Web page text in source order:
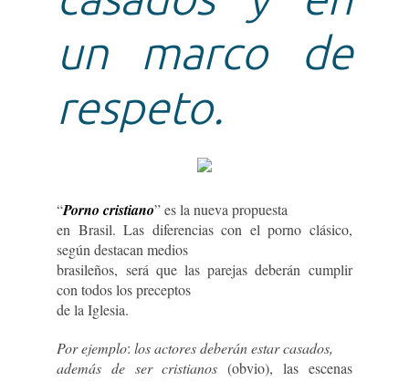
un marco de
respeto.
“Porno cristiano” es la nueva propuesta
en Brasil. Las diferencias con el porno clásico,
según destacan medios
brasileños, será que las parejas deberán cumplir
con todos los preceptos
de la Iglesia.
Por ejemplo: los actores deberán estar casados,
además de ser cristianos (obvio), las escenas